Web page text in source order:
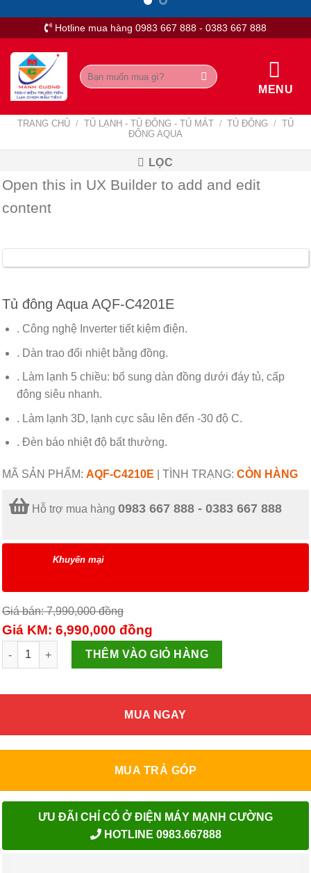
Hotline mua hàng 0983 667 888 - 0383 667 888
Tìm
kiếm:
MENU
TRANG CHỦ / TỦ LẠNH - TỦ ĐÔNG - TỦ MÁT / TỦ ĐÔNG / TỦ
ĐÔNG AQUA
LỌC
Open this in UX Builder to add and edit
content
Tủ đông Aqua AQF-C4201E
. Công nghệ Inverter tiết kiệm điện.
. Dàn trao đổi nhiệt bằng đồng.
. Làm lạnh 5 chiều: bổ sung dàn đồng dưới đáy tủ, cấp
đông siêu nhanh.
. Làm lạnh 3D, lạnh cực sâu lên đến -30 độ C.
. Đèn báo nhiệt độ bất thường.
MÃ SẢN PHẨM: AQF-C4210E TÌNH TRẠNG: CÒN HÀNG
Hỗ trợ mua hàng 0983 667 888 - 0383 667 888
Khuyến mại
Giá bán: 7,990,000đồng
Giá KM: 6,990,000 đồng
Tủ đông Aqua AQF-C4201E số lượng
THÊM VÀO GIỎ HÀNG
MUA NGAY
MUA TRẢ GÓP
ƯU ĐÃI CHỈ CÓ Ở ĐIỆN MÁY MẠNH CƯỜNG
HOTLINE 0983.667888